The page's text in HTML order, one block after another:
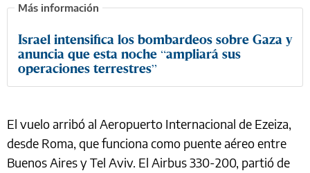
Israel intensifica los bombardeos sobre Gaza y
anuncia que esta noche “ampliará sus
operaciones terrestres”
El vuelo arribó al Aeropuerto Internacional de Ezeiza,
desde Roma, que funciona como puente aéreo entre
Buenos Aires y Tel Aviv. El Airbus 330-200, partió de